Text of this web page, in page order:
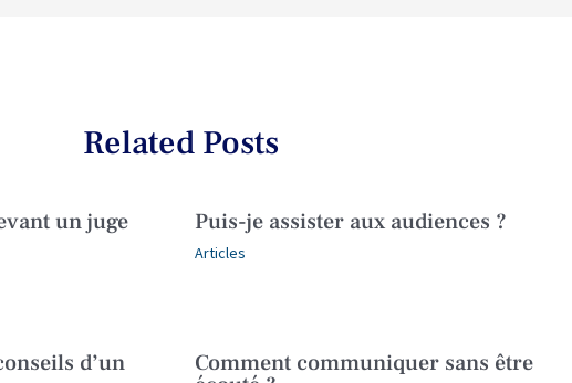
Related Posts
un juge Puis-je assister aux audiences ?
Articles
d’un Comment communiquer sans être